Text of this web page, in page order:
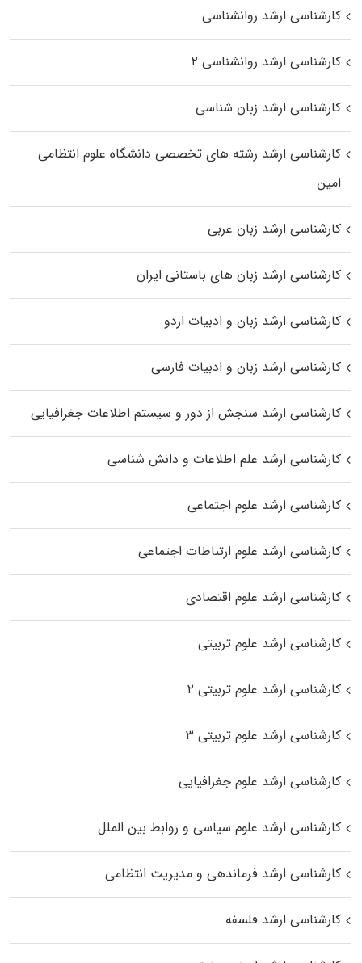
کارشناسی ارشد روانشناسی
کارشناسی ارشد روانشناسی ۲
کارشناسی ارشد زبان شناسی
کارشناسی ارشد رﺷﺘﻪ ﻫﺎی تخصصی داﻧﺸﮕﺎه ﻋﻠﻮم انتظامی
اﻣﻴﻦ
کارشناسی ارشد زبان عربی
کارشناسی ارشد زبان‌ های باستانی ایران
کارشناسی ارشد زبان و ادبیات اردو
کارشناسی ارشد زبان و ادبیات فارسی
کارشناسی ارشد سنجش از دور و سیستم اطلاعات جغرافیایی
کارشناسی ارشد علم اطلاعات و دانش شناسی
کارشناسی ارشد علوم اجتماعی
کارشناسی ارشد علوم ارتباطات اجتماعی
کارشناسی ارشد علوم اقتصادی
کارشناسی ارشد علوم تربیتی
کارشناسی ارشد علوم تربیتی ۲
کارشناسی ارشد علوم تربیتی ۳
کارشناسی ارشد علوم جغرافیایی
کارشناسی ارشد علوم سیاسی و روابط بین الملل
کارشناسی ارشد فرماندهی و مدیریت انتظامی
کارشناسی ارشد فلسفه